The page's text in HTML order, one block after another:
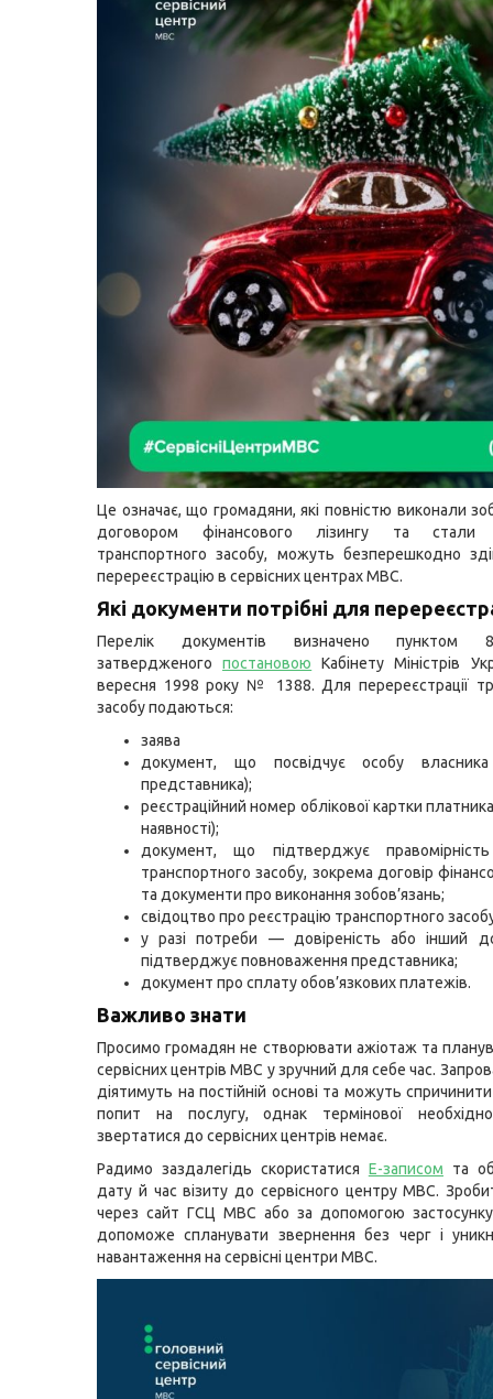
Це означає, що громадяни, які повністю виконали
договором фінансового лізингу та стали
транспортного засобу, можуть безперешкодно
перереєстрацію в сервісних центрах МВС.
Які документи потрібні для
Перелік документів визначено пунктом
затвердженогопостановою Кабінету Міністрів
вересня 1998 року № 1388. Для перереєстрації
засобу подаються:
заява
документ, що посвідчує особу
представника);
реєстраційний номер облікової картки
наявності);
документ, що підтверджує
транспортного засобу, зокрема договір
та документи про виконання зобов’язань;
свідоцтво про реєстрацію транспортного
у разі потреби — довіреність або інший
підтверджує повноваження представника;
документ про сплату обов’язкових платежів.
Важливо знати
Просимо громадян не створювати ажіотаж та
сервісних центрів МВС у зручний для себе час.
діятимуть на постійній основі та можуть
попит на послугу, однак термінової
звертатися до сервісних центрів немає.
Радимо заздалегідь скористатися Е-записом та
дату й час візиту до сервісного центру МВС.
через сайт ГСЦ МВС або за допомогою
допоможе спланувати звернення без черг і
навантаження на сервісні центри МВС.